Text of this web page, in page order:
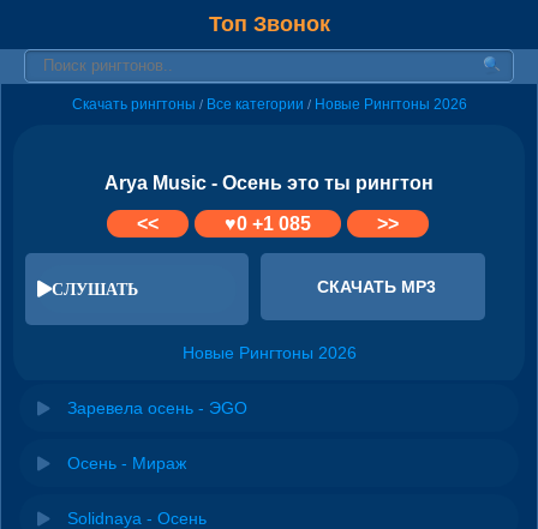
Топ Звонок
Скачать рингтоны / Все категории / Новые Рингтоны 2026
Arya Music - Осень это ты рингтон
<<
♥0 +1 085 >>
СЛУШАТЬ СКАЧАТЬ MP3
Новые Рингтоны 2026
Заревела осень - ЭGO
Осень - Мираж
Solidnaya - Осень